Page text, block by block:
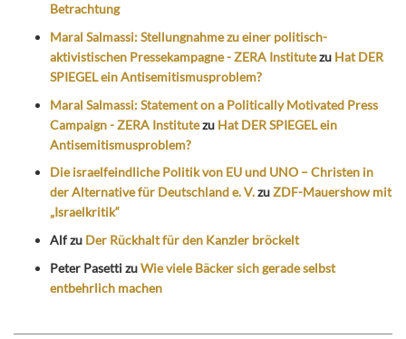
Betrachtung
Maral Salmassi: Stellungnahme zu einer politisch-
aktivistischen Pressekampagne - ZERA Institutezu Hat DER
SPIEGEL ein Antisemitismusproblem?
Maral Salmassi: Statement on a Politically Motivated Press
Campaign - ZERA Institutezu Hat DER SPIEGEL ein
Antisemitismusproblem?
Die israelfeindliche Politik von EU und UNO – Christen in
der Alternative für Deutschland e. V.zuZDF-Mauershow mit
„Israelkritik“
Alfzu Der Rückhalt für den Kanzler bröckelt
Peter PasettizuWie viele Bäcker sich gerade selbst
entbehrlich machen